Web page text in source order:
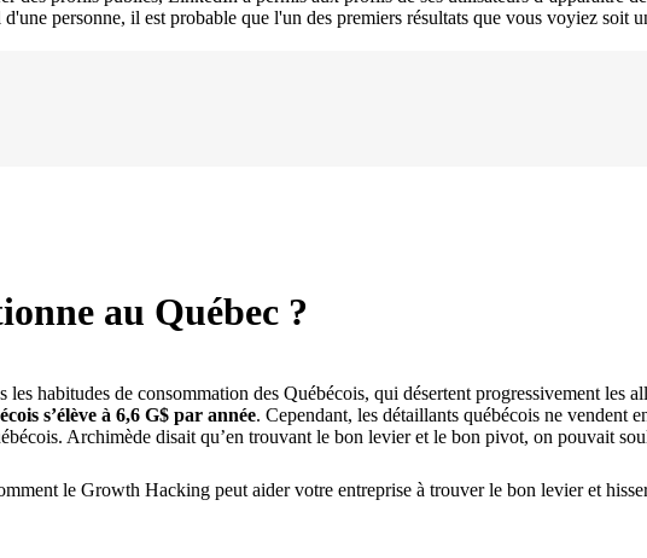
personne, il est probable que l'un des premiers résultats que vous voyiez
au Québec ?
habitudes de consommation des Québécois, qui désertent progressivement les
s’élève à 6,6 G$ par année. Cependant, les détaillants québécois ne vendent
Archimède disait qu’en trouvant le bon levier et le bon pivot, on pouvait
le Growth Hacking peut aider votre entreprise à trouver le bon levier et